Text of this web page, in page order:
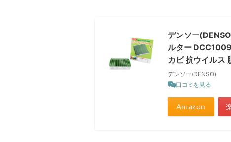
デンソー
ルター
カビ 抗ウイルス
デンソー(DENSO)
口コミを見る
Amazon